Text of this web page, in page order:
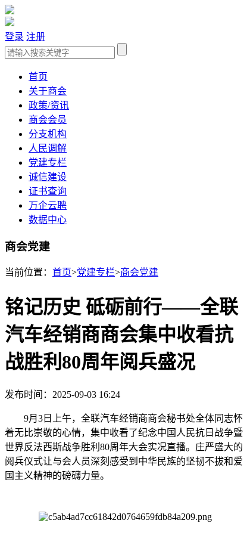
登录 注册
首页
关于商会
政策/资讯
商会会员
分支机构
人民调解
党建专栏
诚信建设
证书查询
万企云聘
数据中心
商会党建
当前位置： 首页>党建专栏>商会党建
铭记历史 砥砺前行——全联
汽车经销商商会集中收看抗
战胜利80周年阅兵盛况
发布时间：2025-09-03 16:24
9月3日上午，全联汽车经销商商会秘书处全体同志怀
着无比崇敬的心情，集中收看了纪念中国人民抗日战争暨
世界反法西斯战争胜利80周年大会实况直播。庄严盛大的
阅兵仪式让与会人员深刻感受到中华民族的坚韧不拔和爱
国主义精神的磅礴力量。